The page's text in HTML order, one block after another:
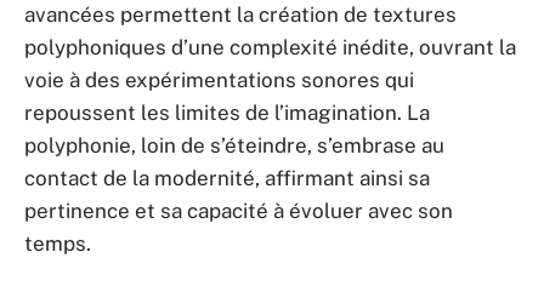
avancées permettent la création de textures
polyphoniques d’une complexité inédite, ouvrant la
voie à des expérimentations sonores qui
repoussent les limites de l’imagination. La
polyphonie, loin de s’éteindre, s’embrase au
contact de la modernité, affirmant ainsi sa
pertinence et sa capacité à évoluer avec son
temps.